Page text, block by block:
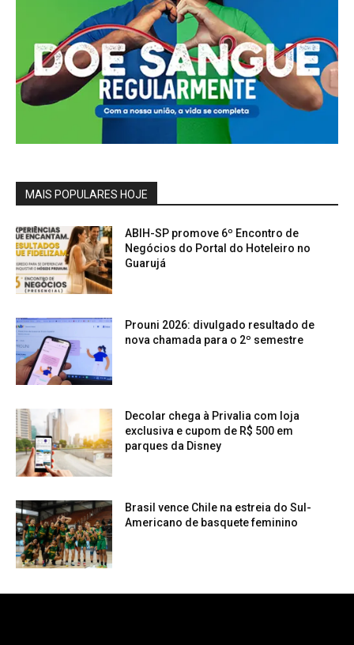
MAIS POPULARES HOJE
ABIH-SP promove 6º Encontro de
Negócios do Portal do Hoteleiro no
Guarujá
Prouni 2026: divulgado resultado de
nova chamada para o 2º semestre
Decolar chega à Privalia com loja
exclusiva e cupom de R$ 500 em
parques da Disney
Brasil vence Chile na estreia do Sul-
Americano de basquete feminino